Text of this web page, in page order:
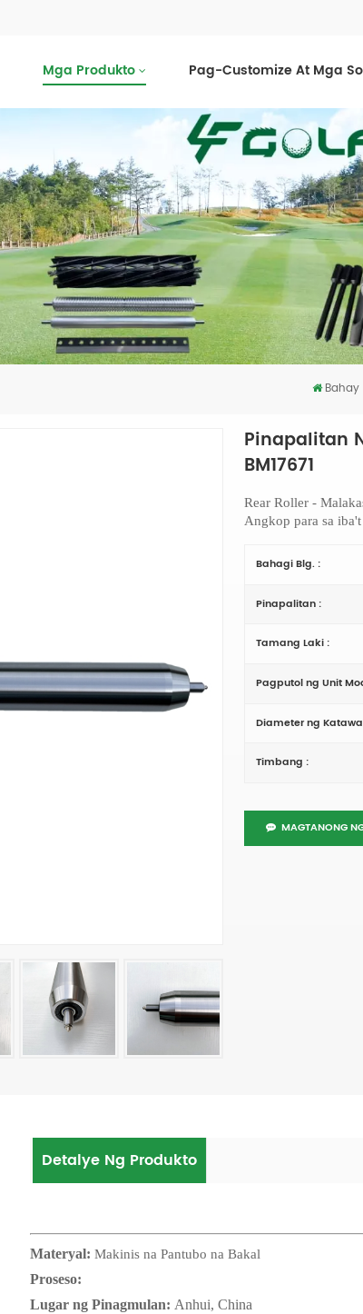
Mga Produkto Pag-Customize At Mga
Bahay
Pinapalitan
BM17671
Rear Roller -
Angkop para sa
Bahagi Blg. :
Pinapalitan :
Tamang Laki :
Pagputol ng Unit
Diameter ng
Timbang :
MAGTANONG
Detalye Ng Produkto
Materyal: Makinis na Pantubo na Bakal
Proseso:
Lugar ng Pinagmulan: Anhui, China